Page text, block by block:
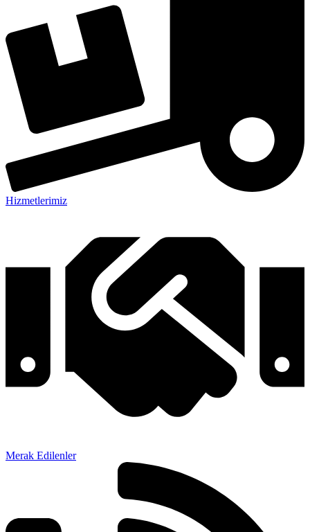
Hizmetlerimiz
Merak Edilenler